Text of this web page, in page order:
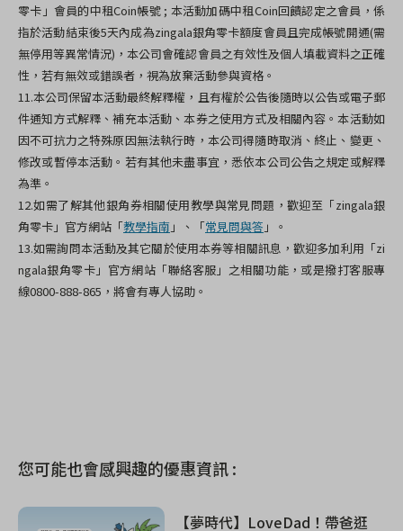
零卡」會員的中租Coin帳號 ; 本活動加碼中租Coin回饋認定之會員，係
指於活動結束後5天內成為zingala銀角零卡額度會員且完成帳號開通(需
無停用等異常情況)，本公司會確認會員之有效性及個人填載資料之正確
性，若有無效或錯誤者，視為放棄活動參與資格。
11.本公司保留本活動最終解釋權，且有權於公告後隨時以公告或電子郵
件通知方式解釋、補充本活動、本券之使用方式及相關內容。本活動如
因不可抗力之特殊原因無法執行時，本公司得隨時取消、終止、變更、
修改或暫停本活動。若有其他未盡事宜，悉依本公司公告之規定或解釋
為準。
12.如需了解其他銀角券相關使用教學與常見問題，歡迎至「zingala銀
角零卡」官方網站「教學指南 」、「常見問與答 」。
13.如需詢問本活動及其它關於使用本券等相關訊息，歡迎多加利用「zi
ngala銀角零卡」官方網站「聯絡客服」之相關功能，或是撥打客服專
線0800-888-865，將會有專人協助。
您可能也會感興趣的優惠資訊 :
【夢時代】LoveDad！帶爸逛